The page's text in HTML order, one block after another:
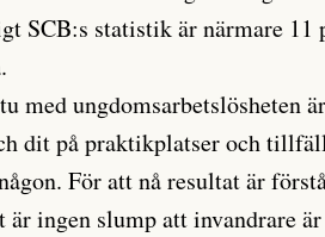
SCB:s statistik är närmare 11
med ungdomsarbetslösheten är
dit på praktikplatser och
För att nå resultat är
ingen slump att invandrare